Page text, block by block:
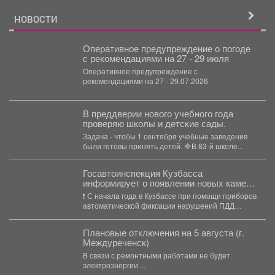
НОВОСТИ
Оперативное предупреждение о погоде
с рекомендациями на 27 - 29 июля
Оперативное предупреждение с
рекомендациями на 27 - 29.07.2026
В преддверии нового учебного года
проверяю школы и детские сады.
Задача - чтобы 1 сентября учебные заведения
были готовы принять детей. 🔷В 83-й школе...
Госавтоинспекция Кузбасса
информирует о появлении новых камер
автоматической фиксации нарушений
правил дорожного движения
❗️ С начала года в Кузбассе при помощи приборов
автоматической фиксации нарушений ПДД
Плановые отключения на 5 августа (г.
Междуреченск)
В связи с ремонтными работами не будет
электроэнергии ...